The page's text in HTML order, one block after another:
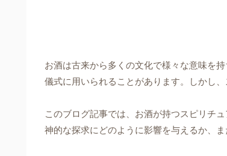
お酒は古来から多くの文化で様々な意味を
儀式に用いられることがあります。しかし
このブログ記事では、お酒が持つスピリチ
神的な探求にどのように影響を与えるか、